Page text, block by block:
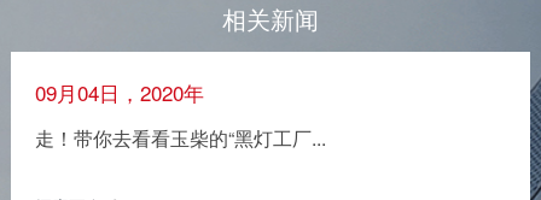
相关新闻
09月04日，2020年
走！带你去看看玉柴的“黑灯工厂...